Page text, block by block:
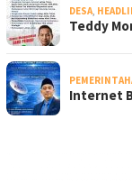
DESA,
Teddy
Internet